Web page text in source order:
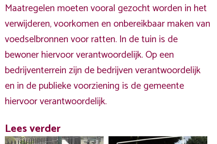
Maatregelen moeten vooral gezocht worden in het
verwijderen, voorkomen en onbereikbaar maken van
voedselbronnen voor ratten. In de tuin is de
bewoner hiervoor verantwoordelijk. Op een
bedrijventerrein zijn de bedrijven verantwoordelijk
en in de publieke voorziening is de gemeente
hiervoor verantwoordelijk.
Lees verder